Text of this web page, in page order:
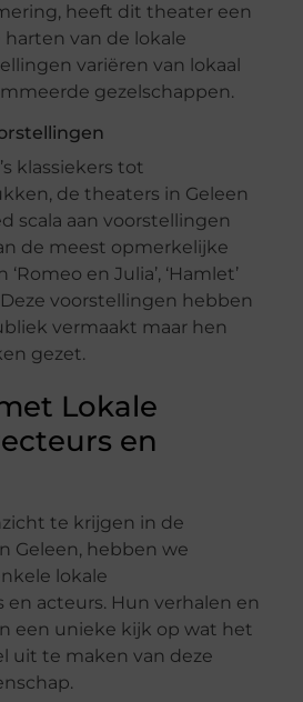
heeft dit theater een
van de lokale
variëren van lokaal
gezelschappen.
klassiekers tot
de theaters in Geleen
scala aan voorstellingen
de meest opmerkelijke
en Julia’, ‘Hamlet’
Deze voorstellingen hebben
vermaakt maar hen
gezet.
Lokale
en
te krijgen in de
Geleen, hebben we
lokale
acteurs. Hun verhalen en
een unieke kijk op wat het
uit te maken van deze